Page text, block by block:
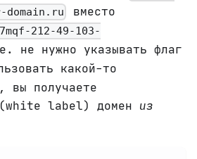
domain.ru
вместо
212-49-103-
не нужно указывать флаг
какой-то
вы получаете
(white label) домен из